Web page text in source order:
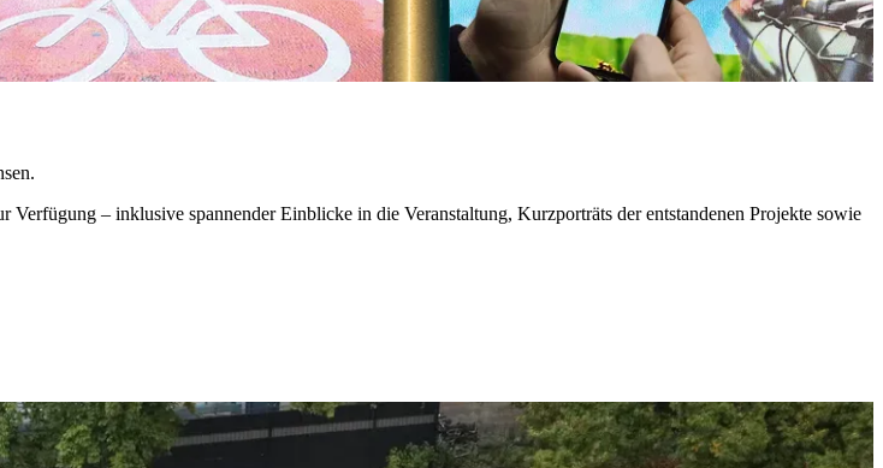
– in­klu­si­ve span­nen­der Ein­bli­cke in die Ver­an­stal­tung, Kurz­por­träts der ent­stan­de­nen Pro­jek­te so­wie